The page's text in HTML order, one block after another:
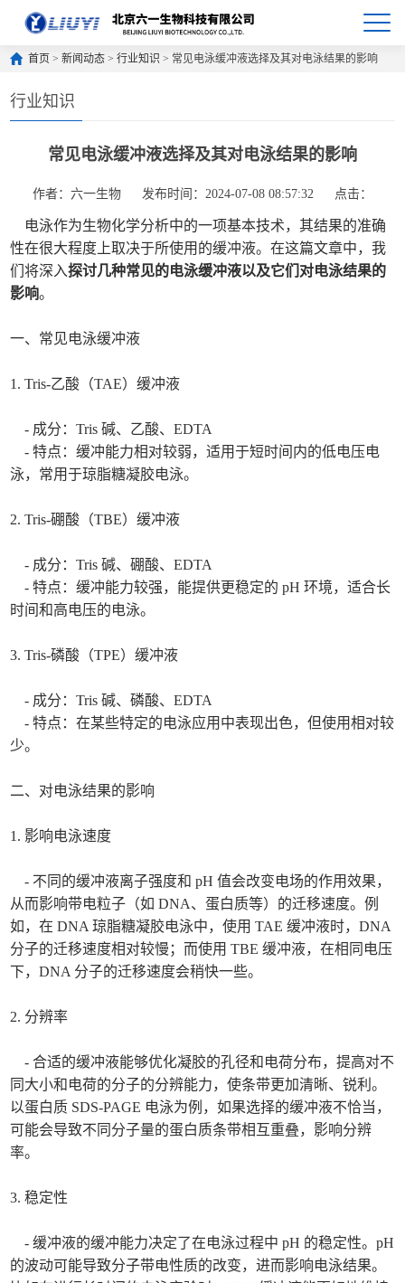
首页 >新闻动态 >行业知识 > 常见电泳缓冲液选择及其对电泳结果的影响
行业知识
常见电泳缓冲液选择及其对电泳结果的影响
作者：六一生物 发布时间：2024-07-08 08:57:32 点击：
电泳作为生物化学分析中的一项基本技术，其结果的准确
性在很大程度上取决于所使用的缓冲液。在这篇文章中，我
们将深入探讨几种常见的电泳缓冲液以及它们对电泳结果的
影响。
一、常见电泳缓冲液
1. Tris-乙酸（TAE）缓冲液
- 成分：Tris 碱、乙酸、EDTA
- 特点：缓冲能力相对较弱，适用于短时间内的低电压电
泳，常用于琼脂糖凝胶电泳。
2. Tris-硼酸（TBE）缓冲液
- 成分：Tris 碱、硼酸、EDTA
- 特点：缓冲能力较强，能提供更稳定的 pH 环境，适合长
时间和高电压的电泳。
3. Tris-磷酸（TPE）缓冲液
- 成分：Tris 碱、磷酸、EDTA
- 特点：在某些特定的电泳应用中表现出色，但使用相对较
少。
二、对电泳结果的影响
1. 影响电泳速度
- 不同的缓冲液离子强度和 pH 值会改变电场的作用效果，
从而影响带电粒子（如 DNA、蛋白质等）的迁移速度。例
如，在 DNA 琼脂糖凝胶电泳中，使用 TAE 缓冲液时，DNA
分子的迁移速度相对较慢；而使用 TBE 缓冲液，在相同电压
下，DNA 分子的迁移速度会稍快一些。
2. 分辨率
- 合适的缓冲液能够优化凝胶的孔径和电荷分布，提高对不
同大小和电荷的分子的分辨能力，使条带更加清晰、锐利。
以蛋白质 SDS-PAGE 电泳为例，如果选择的缓冲液不恰当，
可能会导致不同分子量的蛋白质条带相互重叠，影响分辨
率。
3. 稳定性
- 缓冲液的缓冲能力决定了在电泳过程中 pH 的稳定性。pH
的波动可能导致分子带电性质的改变，进而影响电泳结果。